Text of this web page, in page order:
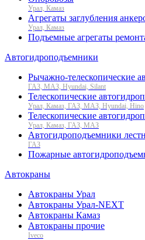
Урал, Камаз
Агрегаты заглубления
Урал, Камаз
Подъемные агрегаты
Автогидроподъемники
Рычажно-телескопические
ГАЗ, МАЗ, Hyundai, Silant
Телескопические
Урал, Камаз, ГАЗ, МАЗ, Hyundai, Hino
Телескопические
Урал, Камаз, ГАЗ, МАЗ
Автогидроподъемники
ГАЗ
Пожарные
Автокраны
Автокраны Урал
Автокраны Урал-NEXT
Автокраны Камаз
Автокраны прочие
Iveco